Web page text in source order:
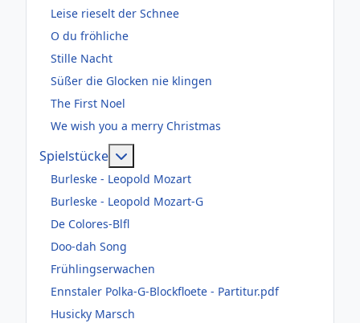
Leise rieselt der Schnee
O du fröhliche
Stille Nacht
Süßer die Glocken nie klingen
The First Noel
We wish you a merry Christmas
Spielstücke
Burleske - Leopold Mozart
Burleske - Leopold Mozart-G
De Colores-Blfl
Doo-dah Song
Frühlingserwachen
Ennstaler Polka-G-Blockfloete - Partitur.pdf
Husicky Marsch